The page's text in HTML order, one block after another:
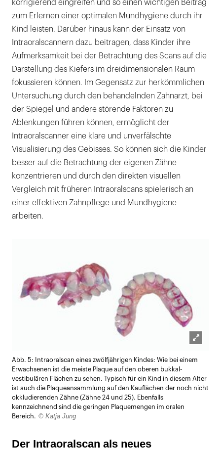
korrigierend eingreifen und so einen wichtigen Beitrag
zum Erlernen einer optimalen Mundhygiene durch ihr
Kind leisten. Darüber hinaus kann der Einsatz von
Intraoralscannern dazu beitragen, dass Kinder ihre
Aufmerksamkeit bei der Betrachtung des Scans auf die
Darstellung des Kiefers im dreidimensionalen Raum
fokussieren können. Im Gegensatz zur herkömmlichen
Untersuchung durch den behandelnden Zahnarzt, bei
der Spiegel und andere störende Faktoren zu
Ablenkungen führen können, ermöglicht der
Intraoralscanner eine klare und unverfälschte
Visualisierung des Gebisses. So können sich die Kinder
besser auf die Betrachtung der eigenen Zähne
konzentrieren und durch den direkten visuellen
Vergleich mit früheren Intraoralscans spielerisch an
einer effektiven Zahnpflege und Mundhygiene
arbeiten.
öffnen
Abb. 5: Intraoralscan eines zwölfjährigen Kindes: Wie bei einem
Erwachsenen ist die meiste Plaque auf den oberen bukkal-
vestibulären Flächen zu sehen. Typisch für ein Kind in diesem Alter
ist auch die Plaqueansammlung auf den Kauflächen der noch nicht
okkludierenden Zähne (Zähne 24 und 25). Ebenfalls
kennzeichnend sind die geringen Plaquemengen im oralen
Bereich. © Katja Jung
Der Intraoralscan als neues